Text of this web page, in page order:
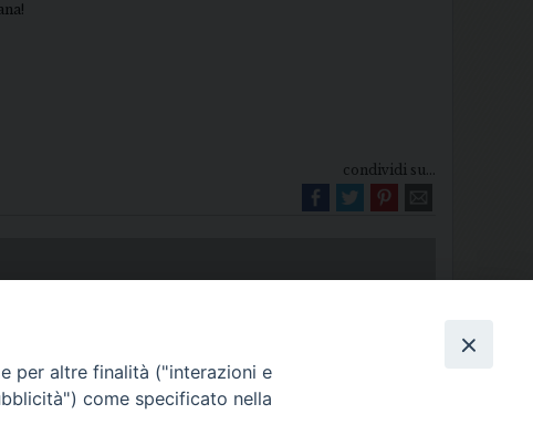
condividi su...
per altre finalità ("interazioni e
come specificato nella